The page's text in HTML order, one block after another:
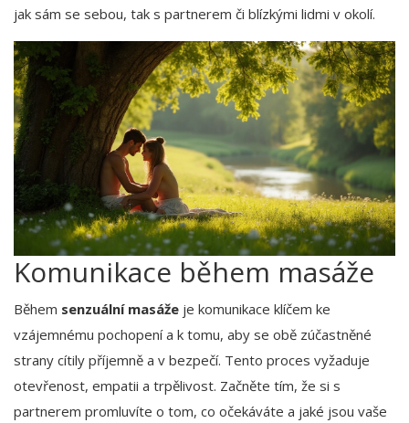
jak sám se sebou, tak s partnerem či blízkými lidmi v okolí.
Komunikace během masáže
Během senzuální masáže je komunikace klíčem ke
vzájemnému pochopení a k tomu, aby se obě zúčastněné
strany cítily příjemně a v bezpečí. Tento proces vyžaduje
otevřenost, empatii a trpělivost. Začněte tím, že si s
partnerem promluvíte o tom, co očekáváte a jaké jsou vaše